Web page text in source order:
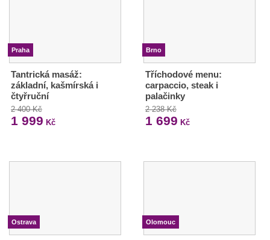
Praha
Tantrická masáž:
základní, kašmírská i
čtyřruční
2 400 Kč
1 999 Kč
Brno
Tříchodové menu:
carpaccio, steak i
palačinky
2 238 Kč
1 699 Kč
Ostrava Olomouc